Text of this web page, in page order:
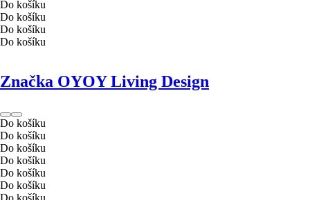
Do košíku
Do košíku
Do košíku
Do košíku
Značka OYOY Living Design
Do košíku
Do košíku
Do košíku
Do košíku
Do košíku
Do košíku